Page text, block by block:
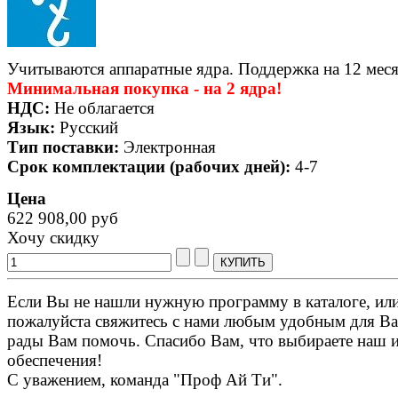
Учитываются аппаратные ядра. Поддержка на 12
Минимальная покупка - на 2 ядра!
НДС: Не облагается
Язык: Русский
Тип поставки: Электронная
Срок комплектации (рабочих дней): 4-7
Цена
622 908,00 руб
Хочу скидку
Если Вы не нашли нужную программу в каталоге,
пожалуйста свяжитесь с нами любым удобным для
рады Вам помочь. Спасибо Вам, что выбираете наш
обеспечения!
С уважением, команда "Проф Ай Ти".